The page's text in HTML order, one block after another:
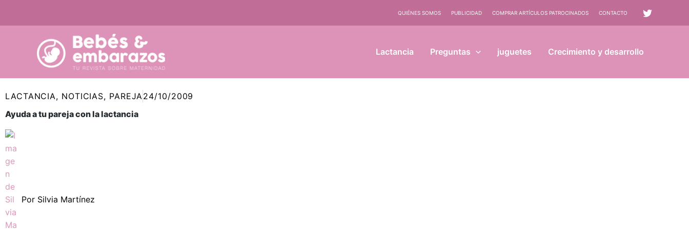
QUIÉNES SOMOS PUBLICIDAD COMPRAR ARTÍCULOS PATROCINADOS CONTACTO
Lactancia Preguntas juguetes Crecimiento y desarrollo
LACTANCIA, NOTICIAS, PAREJA24/10/2009
Ayuda a tu pareja con la lactancia
Por Silvia Martínez